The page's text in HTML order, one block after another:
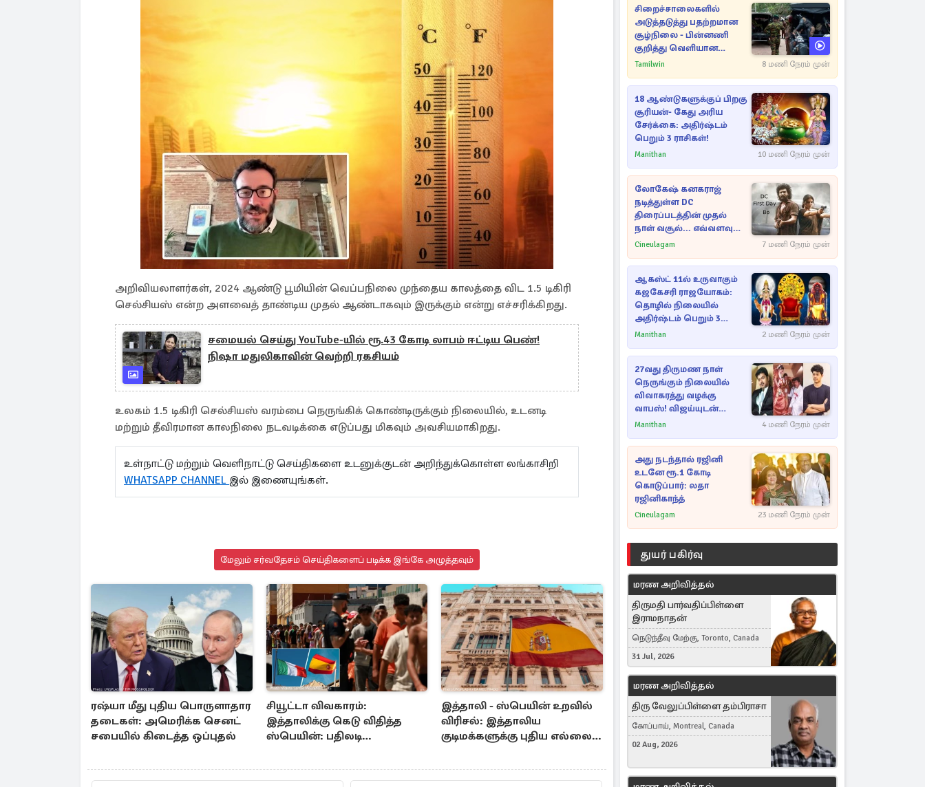
அறிவியலாளர்கள், 2024 ஆண்டு பூமியின் வெப்பநிலை முந்தைய காலத்தை விட 1.5 டிகிரி
செல்சியஸ் என்ற அளவைத் தாண்டிய முதல் ஆண்டாகவும் இருக்கும் என்று எச்சரிக்கிறது.
சமையல் செய்து YouTube-யில் ரூ.43 கோடி லாபம் ஈட்டிய பெண்!
நிஷா மதுலிகாவின் வெற்றி ரகசியம்
உலகம் 1.5 டிகிரி செல்சியஸ் வரம்பை நெருங்கிக் கொண்டிருக்கும் நிலையில், உடனடி
மற்றும் தீவிரமான காலநிலை நடவடிக்கை எடுப்பது மிகவும் அவசியமாகிறது.
உள்நாட்டு மற்றும் வெளிநாட்டு செய்திகளை உடனுக்குடன் அறிந்துக்கொள்ள லங்காசிறி
WHATSAPP CHANNEL இல் இணையுங்கள்.
மேலும் சர்வதேசம் செய்திகளைப் படிக்க இங்கே அழுத்தவும்
ரஷ்யா மீது புதிய பொருளாதார
தடைகள்: அமெரிக்க செனட்
சபையில் கிடைத்த ஒப்புதல்
சியூட்டா விவகாரம்:
இத்தாலிக்கு கெடு விதித்த
ஸ்பெயின்: பதிலடி
இத்தாலி - ஸ்பெயின் உறவில்
விரிசல்: இத்தாலிய
குடிமக்களுக்கு புதிய எல்லை
சிறைச்சாலைகளில்
அடுத்தடுத்து பதற்றமான
சூழ்நிலை - பின்னணி
குறித்து வெளியான
புலனாய்வு தகவல்
Tamilwin 8 மணி நேரம் முன்
18 ஆண்டுகளுக்குப் பிறகு
சூரியன்- கேது அரிய
சேர்க்கை: அதிர்ஷ்டம்
பெறும் 3 ராசிகள்!
Manithan 10 மணி நேரம் முன்
லோகேஷ் கனகராஜ்
நடித்துள்ள DC
திரைப்படத்தின் முதல்
நாள் வசூல்... எவ்வளவு
தெரியுமா?
Cineulagam 7 மணி நேரம் முன்
ஆகஸ்ட் 11ல் உருவாகும்
கஜகேசரி ராஜயோகம்:
தொழில் நிலையில்
அதிர்ஷ்டம் பெறும் 3
ராசிகள்!
Manithan 2 மணி நேரம் முன்
27வது திருமண நாள்
நெருங்கும் நிலையில்
விவாகரத்து வழக்கு
வாபஸ்! விஜய்யுடன்
மீண்டும் இணைவாரா?
Manithan 4 மணி நேரம் முன்
அது நடந்தால் ரஜினி
உடனே ரூ.1 கோடி
கொடுப்பார்: லதா
ரஜினிகாந்த்
Cineulagam 23 மணி நேரம் முன்
துயர் பகிர்வு
மரண அறிவித்தல்
திருமதி பார்வதிப்பிள்ளை
இராமநாதன்
நெடுந்தீவு மேற்கு, Toronto, Canada
31 Jul, 2026
மரண அறிவித்தல்
திரு வேலுப்பிள்ளை தம்பிராசா
கோப்பாய், Montreal, Canada
02 Aug, 2026